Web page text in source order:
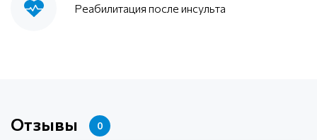
Реабилитация после инсульта
Отзывы 0